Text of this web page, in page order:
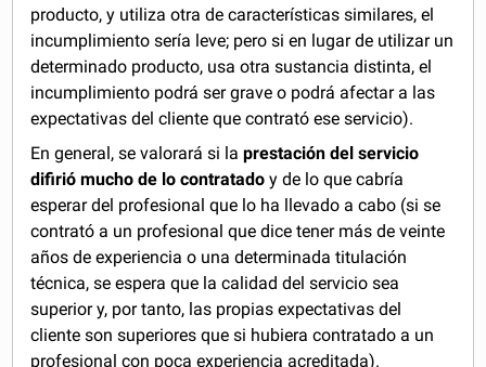
producto, y utiliza otra de características similares, el
incumplimiento sería leve; pero si en lugar de utilizar un
determinado producto, usa otra sustancia distinta, el
incumplimiento podrá ser grave o podrá afectar a las
expectativas del cliente que contrató ese servicio).
En general, se valorará si laprestación del servicio
difirió mucho de lo contratado y de lo que cabría
esperar del profesional que lo ha llevado a cabo (si se
contrató a un profesional que dice tener más de veinte
años de experiencia o una determinada titulación
técnica, se espera que la calidad del servicio sea
superior y, por tanto, las propias expectativas del
cliente son superiores que si hubiera contratado a un
profesional con poca experiencia acreditada).